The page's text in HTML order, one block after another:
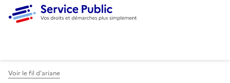
Voir le fil d'ariane